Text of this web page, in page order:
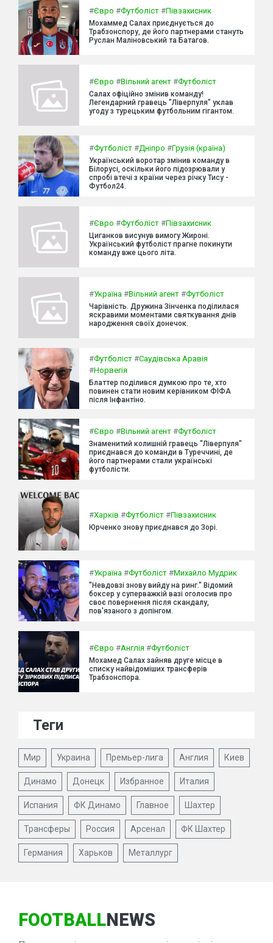
#Євро #Футболіст #Півзахисник
Мохаммед Салах приєднується до
Трабзонспору, де його партнерами стануть
Руслан Маліновський та Батагов.
#Євро #Вільний агент #Футболіст
Салах офіційно змінив команду!
Легендарний гравець "Ліверпуля" уклав
угоду з турецьким футбольним гігантом.
#Футболіст #Дніпро #Грузія (країна)
Український воротар змінив команду в
Білорусі, оскільки його підозрювали у
спробі втечі з країни через річку Тису -
Футбол24.
#Євро #Футболіст #Півзахисник
Циганков висунув вимогу Жироні.
Український футболіст прагне покинути
команду вже цього літа.
#Україна #Вільний агент #Футболіст
Чарівність. Дружина Зінченка поділилася
яскравими моментами святкування днів
народження своїх донечок.
#Футболіст #Саудівська Аравія
#Норвегія
Блаттер поділився думкою про те, хто
повинен стати новим керівником ФІФА
після Інфантіно.
#Євро #Вільний агент #Футболіст
Знаменитий колишній гравець "Ліверпуля"
приєднався до команди в Туреччині, де
його партнерами стали українські
футболісти.
#Харків #Футболіст #Півзахисник
Юрченко знову приєднався до Зорі.
#Україна #Футболіст #Михайло Мудрик
"Невдовзі знову вийду на ринг." Відомий
боксер у суперважкій вазі оголосив про
своє повернення після скандалу,
пов'язаного з допінгом.
#Євро #Англія #Футболіст
Мохамед Салах зайняв друге місце в
списку найвідоміших трансферів
Трабзонспора.
Теги
Мир Украина Премьер-лига Англия Киев
Динамо Донецк Избранное Италия
Испания ФК Динамо Главное Шахтер
Трансферы Россия Арсенал ФК Шахтер
Германия Харьков Металлург
FOOTBALLNEWS